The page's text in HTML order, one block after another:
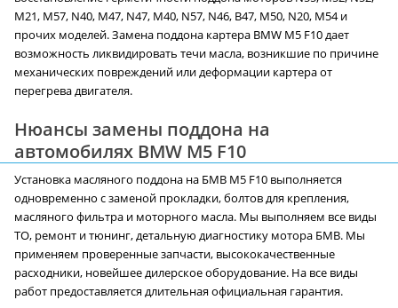
M21, M57, N40, M47, N47, M40, N57, N46, B47, M50, N20, M54 и
прочих моделей. Замена поддона картера BMW M5 F10 дает
возможность ликвидировать течи масла, возникшие по причине
механических повреждений или деформации картера от
перегрева двигателя.
Нюансы замены поддона на
автомобилях BMW M5 F10
Установка масляного поддона на БМВ M5 F10 выполняется
одновременно с заменой прокладки, болтов для крепления,
масляного фильтра и моторного масла. Мы выполняем все виды
ТО, ремонт и тюнинг, детальную диагностику мотора БМВ. Мы
применяем проверенные запчасти, высококачественные
расходники, новейшее дилерское оборудование. На все виды
работ предоставляется длительная официальная гарантия.